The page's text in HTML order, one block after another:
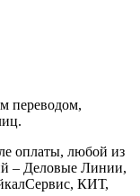
переводом,
оплаты, любой из
– Деловые Линии,
КИТ,